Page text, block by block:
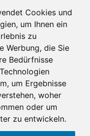
Cookies und
um Ihnen ein
zu
Werbung, die Sie
Bedürfnisse
um Ergebnisse
woher
oder um
zu entwickeln.
Sitemap